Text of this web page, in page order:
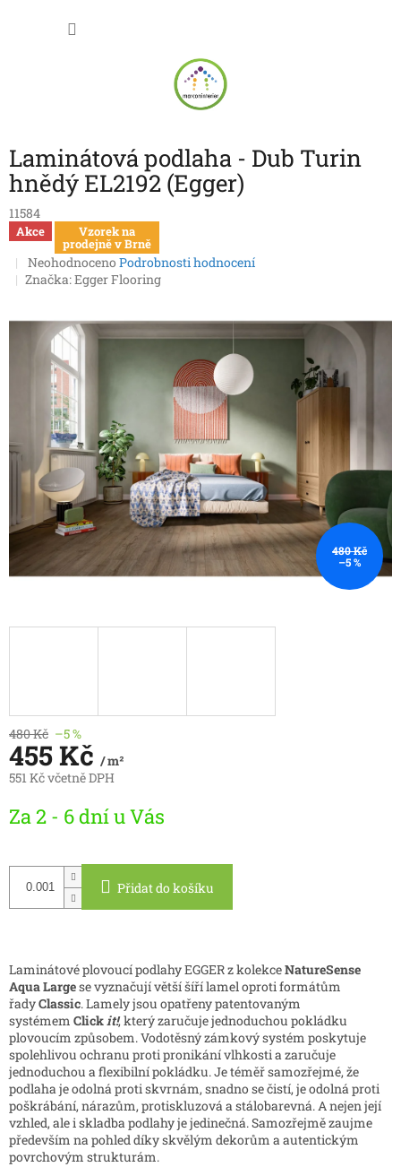
Laminátová podlaha - Dub Turin
hnědý EL2192 (Egger)
11584
Akce Vzorek na
prodejně v Brně
Průměrné
hodnocení
hvězdiček.
Neohodnoceno Podrobnosti hodnocení
Značka:Egger Flooring
480 Kč
–5 %
480 Kč –5 %
455 Kč / m²
551 Kč včetně DPH
cena:
Za 2 - 6 dní u Vás
Přidat do košíku
Laminátové plovoucí podlahy EGGER z kolekceNatureSense
Aqua Largese vyznačují větší šíří lamel oproti formátům
řadyClassic. Lamely jsou opatřeny patentovaným
systémem Clickit!, který zaručuje jednoduchou pokládku
plovoucím způsobem. Vodotěsný zámkový systém poskytuje
spolehlivou ochranu proti pronikání vlhkosti a zaručuje
jednoduchou a flexibilní pokládku. Je téměř samozřejmé, že
podlaha je odolná proti skvrnám, snadno se čistí, je odolná proti
poškrábání, nárazům, protiskluzová a stálobarevná. A nejen její
vzhled, ale i skladba podlahy je jedinečná. Samozřejmě zaujme
především na pohled díky skvělým dekorům a autentickým
povrchovým strukturám.